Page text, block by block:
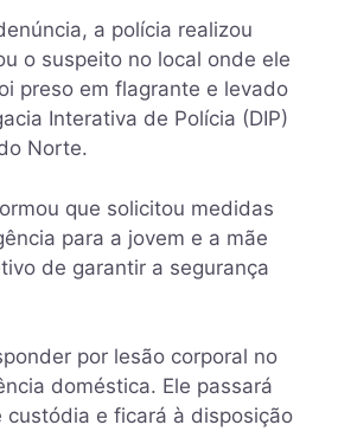
a polícia realizou
o suspeito no local onde ele
preso em flagrante e levado
Interativa de Polícia (DIP)
Norte.
que solicitou medidas
para a jovem e a mãe
de garantir a segurança
por lesão corporal no
doméstica. Ele passará
custódia e ficará à disposição